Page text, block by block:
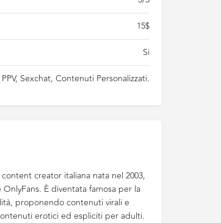
15$
Si
Sexchat, Contenuti Personalizzati.
creator italiana nata nel 2003,
È diventata famosa per la
proponendo contenuti virali e
erotici ed espliciti per adulti.